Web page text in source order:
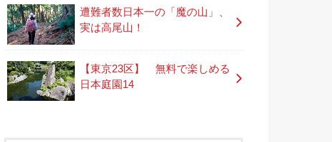
遭難者数日本一の「魔の山」、
実は高尾山！
【東京23区】 無料で楽しめる
日本庭園14